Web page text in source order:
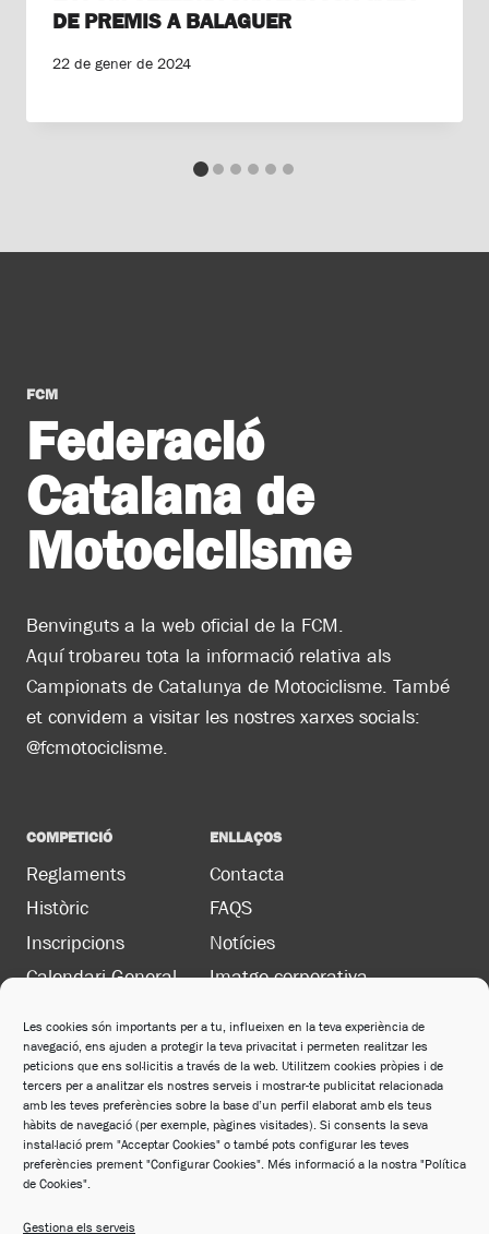
Les cookies són importants per a tu, influeixen en la teva experiència de
navegació, ens ajuden a protegir la teva privacitat i permeten realitzar les
peticions que ens sol·licitis a través de la web. Utilitzem cookies pròpies i de
tercers per a analitzar els nostres serveis i mostrar-te publicitat relacionada
amb les teves preferències sobre la base d’un perfil elaborat amb els teus
hàbits de navegació (per exemple, pàgines visitades). Si consents la seva
instal·lació prem "Acceptar Cookies" o també pots configurar les teves
preferències prement "Configurar Cookies". Més informació a la nostra "Política
de Cookies".
Gestiona els serveis
DE PREMIS A BALAGUER
22 de gener de 2024
FCM
Federació
Catalana de
Motociclisme
Benvinguts a la web oficial de la FCM.
Aquí trobareu tota la informació relativa als
Campionats de Catalunya de Motociclisme. També
et convidem a visitar les nostres xarxes socials:
@fcmotociclisme.
COMPETICIÓ
Reglaments
Històric
Inscripcions
Calendari General
ENLLAÇOS
Contacta
FAQS
Notícies
Imatge corporativa
LEGAL
Política de privacitat
Política de cookies
Avís legal
Política de xarxes socials